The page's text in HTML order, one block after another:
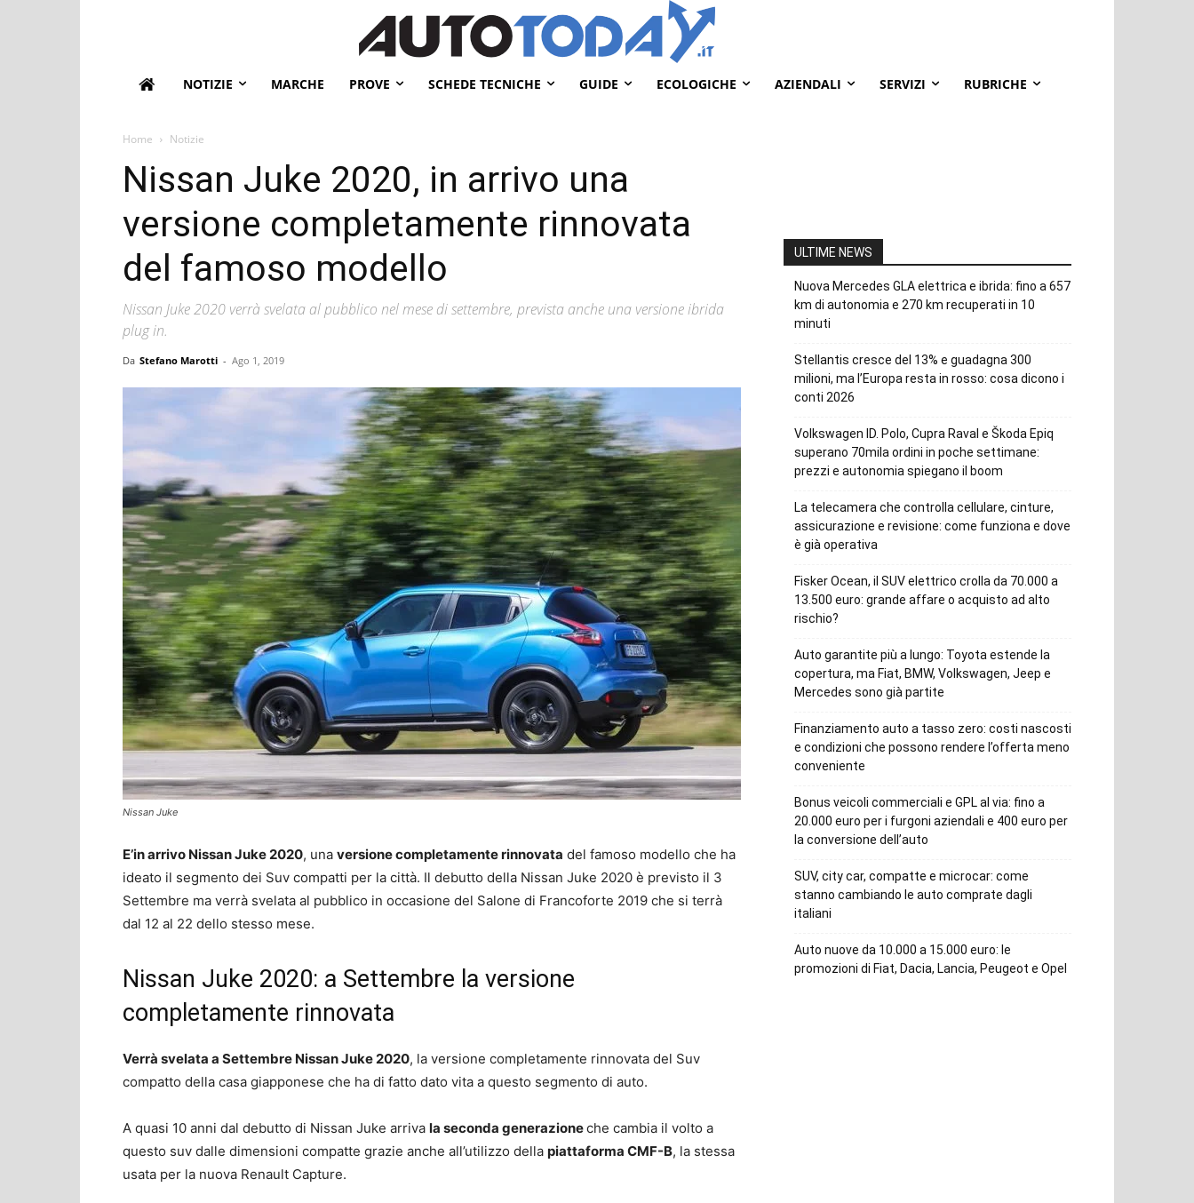
NOTIZIE MARCHE PROVE SCHEDE TECNICHE GUIDE ECOLOGICHE AZIENDALI SERVIZI RUBRICHE
Home Notizie
Nissan Juke 2020, in arrivo una
versione completamente rinnovata
del famoso modello
Nissan Juke 2020 verrà svelata al pubblico nel mese di settembre, prevista anche una versione ibrida
plug in.
Da Stefano Marotti - Ago 1, 2019
Nissan Juke
E’in arrivo Nissan Juke 2020, una versione completamente rinnovata del famoso modello che ha
ideato il segmento dei Suv compatti per la città. Il debutto della Nissan Juke 2020 è previsto il 3
Settembre ma verrà svelata al pubblico in occasione del Salone di Francoforte 2019 che si terrà
dal 12 al 22 dello stesso mese.
Nissan Juke 2020: a Settembre la versione
completamente rinnovata
Verrà svelata a Settembre Nissan Juke 2020, la versione completamente rinnovata del Suv
compatto della casa giapponese che ha di fatto dato vita a questo segmento di auto.
A quasi 10 anni dal debutto di Nissan Juke arriva la seconda generazioneche cambia il volto a
questo suv dalle dimensioni compatte grazie anche all’utilizzo della piattaforma CMF-B, la stessa
usata per la nuova Renault Capture.
ULTIME NEWS
Nuova Mercedes GLA elettrica e ibrida: fino a 657
km di autonomia e 270 km recuperati in 10
minuti
Stellantis cresce del 13% e guadagna 300
milioni, ma l’Europa resta in rosso: cosa dicono i
conti 2026
Volkswagen ID. Polo, Cupra Raval e Škoda Epiq
superano 70mila ordini in poche settimane:
prezzi e autonomia spiegano il boom
La telecamera che controlla cellulare, cinture,
assicurazione e revisione: come funziona e dove
è già operativa
Fisker Ocean, il SUV elettrico crolla da 70.000 a
13.500 euro: grande affare o acquisto ad alto
rischio?
Auto garantite più a lungo: Toyota estende la
copertura, ma Fiat, BMW, Volkswagen, Jeep e
Mercedes sono già partite
Finanziamento auto a tasso zero: costi nascosti
e condizioni che possono rendere l’offerta meno
conveniente
Bonus veicoli commerciali e GPL al via: fino a
20.000 euro per i furgoni aziendali e 400 euro per
la conversione dell’auto
SUV, city car, compatte e microcar: come
stanno cambiando le auto comprate dagli
italiani
Auto nuove da 10.000 a 15.000 euro: le
promozioni di Fiat, Dacia, Lancia, Peugeot e Opel